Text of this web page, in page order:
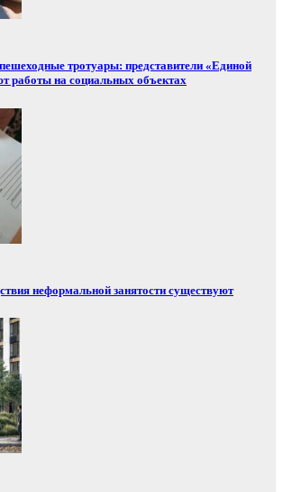
тротуары: представители «Единой
работы на социальных объектах
неформальной занятости существуют